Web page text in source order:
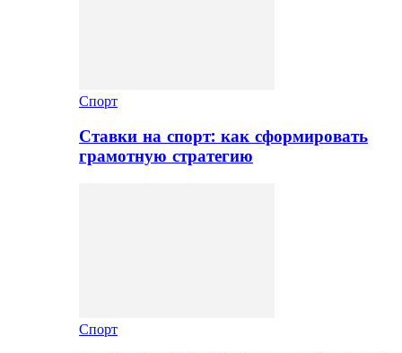
Спорт
Ставки на спорт: как сформировать
грамотную стратегию
Спорт